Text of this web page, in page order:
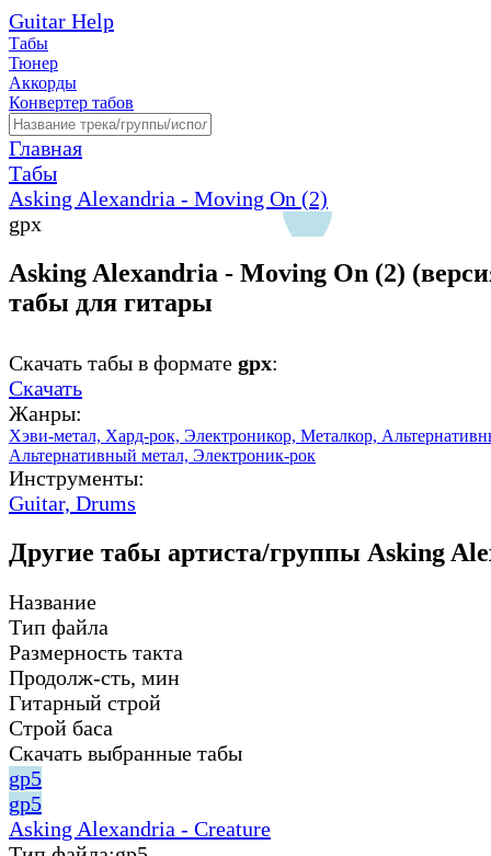
Guitar Help
Табы
Тюнер
Аккорды
Конвертер табов
Главная
Табы
Asking Alexandria - Moving On (2)
gpx
Asking Alexandria - Moving On (2)
табы для гитары
Скачать табы в формате gpx:
Скачать
Жанры:
Хэви-метал, Хард-рок, Электроникор, Металкор,
Альтернативный метал, Электроник-рок
Инструменты:
Guitar, Drums
Другие табы артиста/группы Asking
Название
Тип файла
Размерность такта
Продолж-сть, мин
Гитарный строй
Строй баса
Скачать выбранные табы
gp5
gp5
Asking Alexandria - Creature